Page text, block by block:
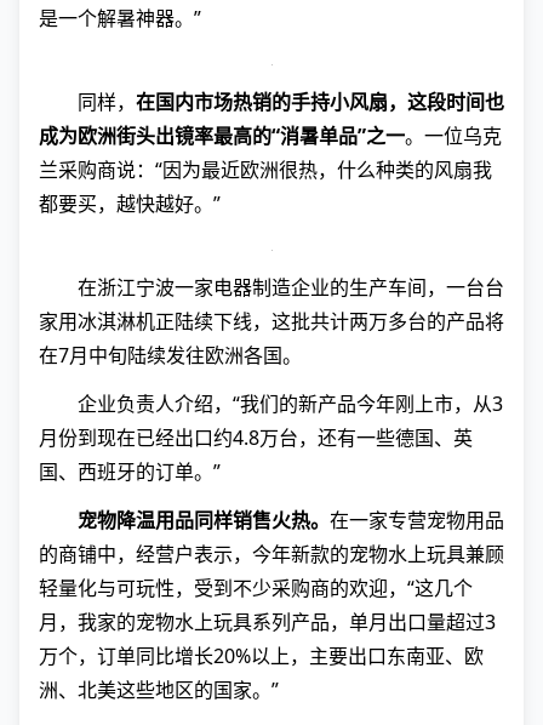
是一个解暑神器。”
同样， 在国内市场热销的手持小风扇，这段时间也
成为欧洲街头出镜率最高的“消暑单品”之一。一位乌克
兰采购商说：“因为最近欧洲很热，什么种类的风扇我
都要买，越快越好。”
在浙江宁波一家电器制造企业的生产车间，一台台
家用冰淇淋机正陆续下线，这批共计两万多台的产品将
在7月中旬陆续发往欧洲各国。
企业负责人介绍，“我们的新产品今年刚上市，从3
月份到现在已经出口约4.8万台，还有一些德国、英
国、西班牙的订单。”
宠物降温用品同样销售火热。 在一家专营宠物用品
的商铺中，经营户表示，今年新款的宠物水上玩具兼顾
轻量化与可玩性，受到不少采购商的欢迎，“这几个
月，我家的宠物水上玩具系列产品，单月出口量超过3
万个，订单同比增长20%以上，主要出口东南亚、欧
洲、北美这些地区的国家。”